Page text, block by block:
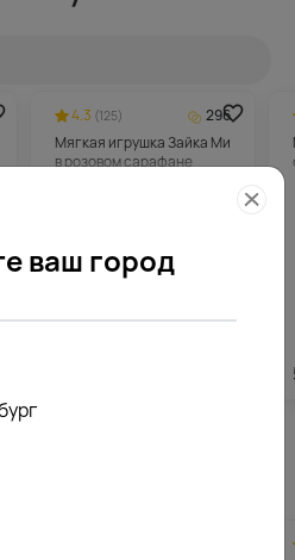
4.3 (125)
296
Мягкая игрушка Зайка Ми
в розовом сарафане
ваш город